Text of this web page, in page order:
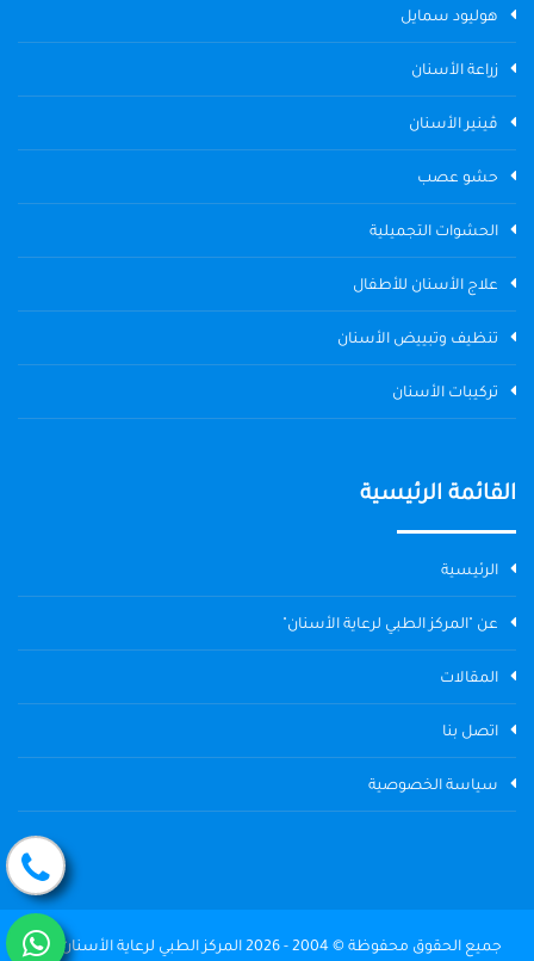
هوليود سمايل
زراعة الأسنان
ڤينير الأسنان
حشو عصب
الحشوات التجميلية
علاج الأسنان للأطفال
تنظيف وتبييض الأسنان
تركيبات الأسنان
القائمة الرئيسية
الرئيسية
عن "المركز الطبي لرعاية الأسنان"
المقالات
اتصل بنا
سياسة الخصوصية
جميع الحقوق محفوظة © 2004 - 2026 المركز الطبي لرعاية الأسنان The